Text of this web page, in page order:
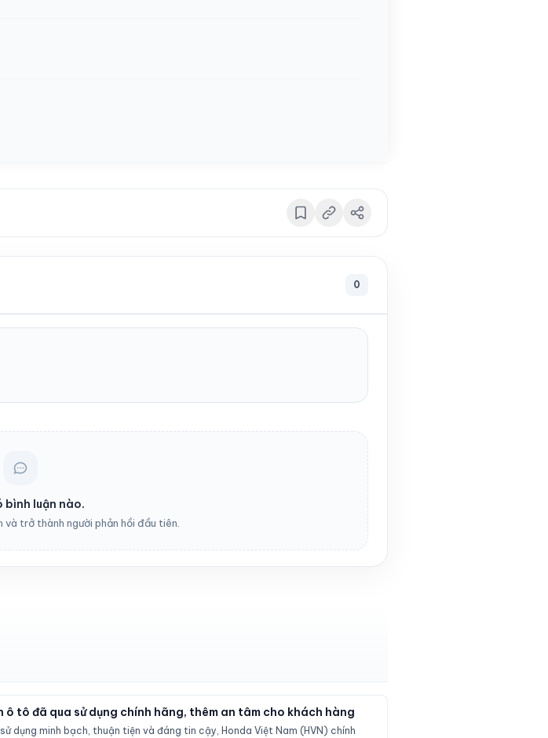
0
bình luận nào.
trở thành người phản hồi đầu tiên.
ô tô đã qua sử dụng chính hãng, thêm an tâm cho khách hàng
dụng minh bạch, thuận tiện và đáng tin cậy, Honda Việt Nam (HVN) chính